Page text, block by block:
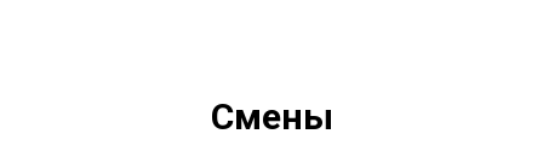
Смены